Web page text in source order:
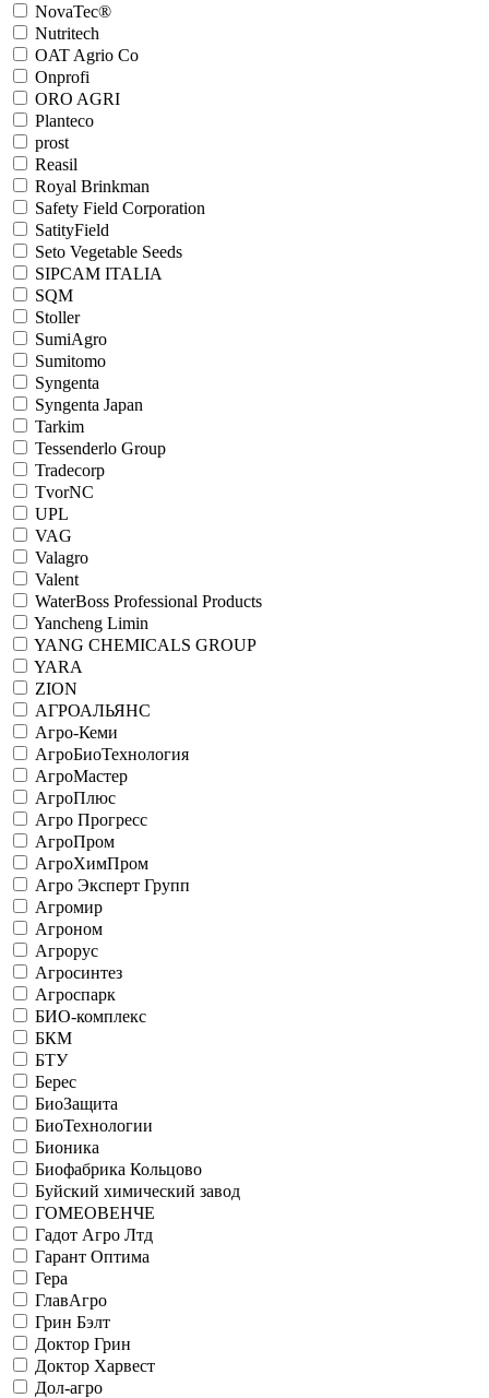
NovaTec®
Nutritech
OAT Agrio Co
Onprofi
ORO AGRI
Planteco
prost
Reasil
Royal Brinkman
Safety Field Сorporation
SatityField
Seto Vegetable Seeds
SIPCAM ITALIA
SQM
Stoller
SumiAgro
Sumitomo
Syngenta
Syngenta Japan
Tarkim
Tessenderlo Group
Tradecorp
TvorNC
UPL
VAG
Valagro
Valent
WaterBoss Professional Products
Yancheng Limin
YANG CHEMICALS GROUP
YARA
ZION
АГРОАЛЬЯНС
Агро-Кеми
АгроБиоТехнология
АгроМастер
АгроПлюс
Агро Прогресс
АгроПром
АгроХимПром
Агро Эксперт Групп
Агромир
Агроном
Агрорус
Агросинтез
Агроспарк
БИО-комплекс
БКМ
БТУ
Берес
БиоЗащита
БиоТехнологии
Бионика
Биофабрика Кольцово
Буйский химический завод
ГОМЕОВЕНЧЕ
Гадот Агро Лтд
Гарант Оптима
Гера
ГлавАгро
Грин Бэлт
Доктор Грин
Доктор Харвест
Дол-агро